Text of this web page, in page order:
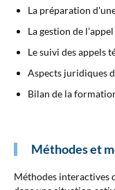
La préparation
La gestion de
Le suivi des appels
Aspects juridiques
Bilan de la
Méthodes et
Méthodes interactives